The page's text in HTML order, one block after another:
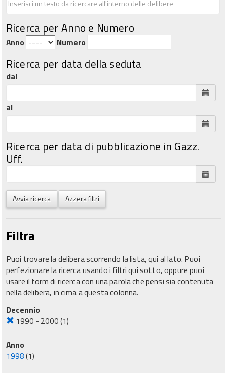
Ricerca per Anno e Numero
Anno Numero
Ricerca per data della seduta
dal
al
Ricerca per data di pubblicazione in Gazz.
Uff.
Avvia ricerca Azzera filtri
Filtra
Puoi trovare la delibera scorrendo la lista, qui al lato. Puoi
perfezionare la ricerca usando i filtri qui sotto, oppure puoi
usare il form di ricerca con una parola che pensi sia contenuta
nella delibera, in cima a questa colonna.
Decennio
1990 - 2000(1)
Anno
1998(1)